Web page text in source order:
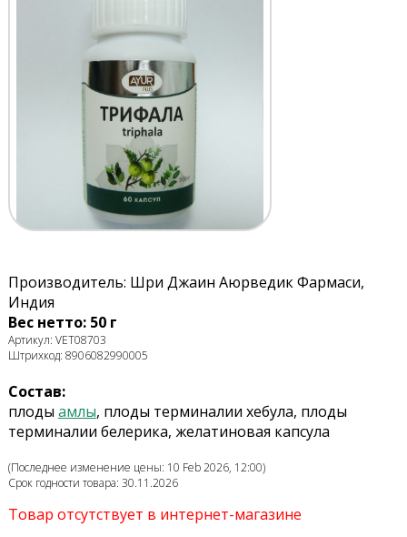
Производитель: Шри Джаин Аюрведик Фармаси,
Индия
Вес нетто: 50 г
Артикул: VET08703
Штрихкод: 8906082990005
Состав:
плоды амлы, плоды терминалии хебула, плоды
терминалии белерика, желатиновая капсула
(Последнее изменение цены: 10 Feb 2026, 12:00)
Срок годности товара: 30.11.2026
Товар отсутствует в интернет-магазине